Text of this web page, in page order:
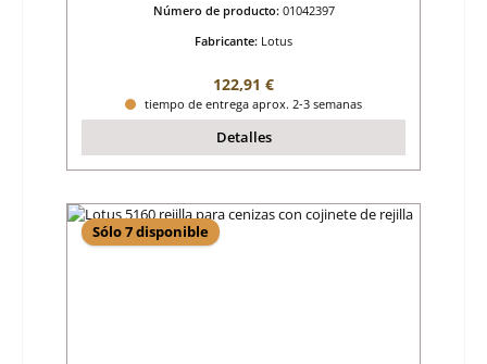
Número de producto: 01042397
Fabricante: Lotus
Precio normal:
122,91 €
tiempo de entrega aprox. 2-3 semanas
Detalles
Sólo 7 disponible